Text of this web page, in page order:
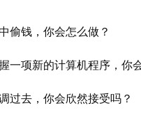
偷钱，你会怎么做？
一项新的计算机程序，你
过去，你会欣然接受吗？